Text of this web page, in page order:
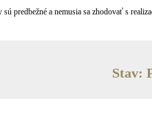
predbežné a nemusia sa zhodovať s
Stav: